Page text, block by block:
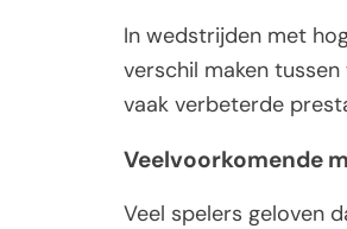
In wedstrijden met
verschil maken
vaak verbeterde
Veelvoorkomende
Veel spelers geloven